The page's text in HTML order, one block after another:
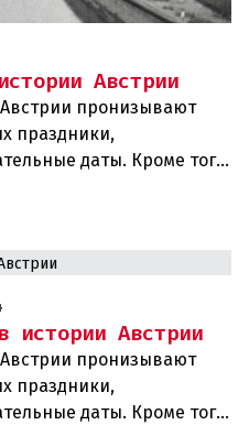
Австрии
пронизывают
праздники,
даты. Кроме того
деятелей страны, а
же произ
Австрии
пронизывают
праздники,
даты. Кроме того